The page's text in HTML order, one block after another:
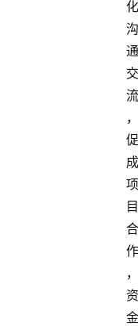
化
沟
通
交
流
，
促
成
项
目
合
作
，
资
金